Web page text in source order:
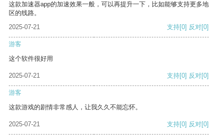
这款加速器app的加速效果一般，可以再提升一下，比如能够支持更多地
区的线路。
2025-07-21
支持[0] 反对[0]
游客
这个软件很好用
2025-07-21 支持[0] 反对[0]
游客
这款游戏的剧情非常感人，让我久久不能忘怀。
2025-07-21 支持[0] 反对[0]